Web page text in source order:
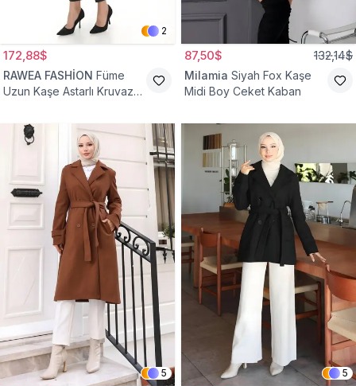
2
172,88$
RAWEA FASHİON Füme
Uzun Kaşe Astarlı Kruvaze
87,50$ 132,14$
Milamia Siyah Fox Kaşe
Midi Boy Ceket Kaban
5 5